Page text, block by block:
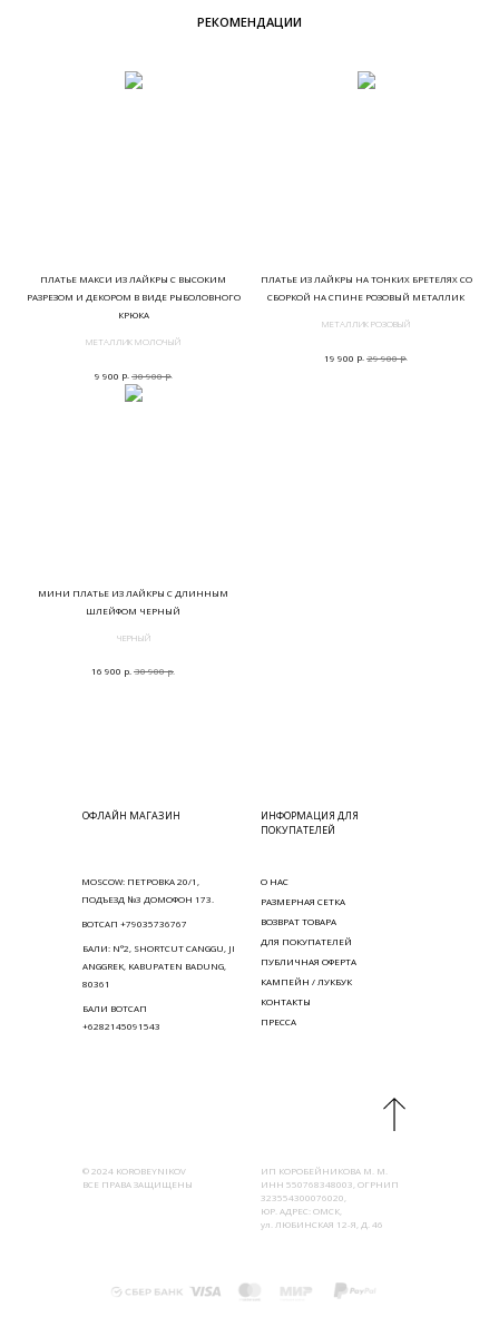
РЕКОМЕНДАЦИИ
ПЛАТЬЕ МАКСИ ИЗ ЛАЙКРЫ С ВЫСОКИМ
РАЗРЕЗОМ И ДЕКОРОМ В ВИДЕ РЫБОЛОВНОГО
КРЮКА
МЕТАЛЛИК МОЛОЧЫЙ
9 900 р. 30 900р.
ПЛАТЬЕ ИЗ ЛАЙКРЫ НА ТОНКИХ БРЕТЕЛЯХ СО
СБОРКОЙ НА СПИНЕ РОЗОВЫЙ МЕТАЛЛИК
МЕТАЛЛИК РОЗОВЫЙ
19 900 р. 29 900р.
МИНИ ПЛАТЬЕ ИЗ ЛАЙКРЫ С ДЛИННЫМ
ШЛЕЙФОМ ЧЕРНЫЙ
ЧЕРНЫЙ
16 900 р. 30 900р.
КОНТАКТЫ
ПРЕССА
ВОЗВРАТ ТОВАРА
ДЛЯ ПОКУПАТЕЛЕЙ
О НАС
© 2024 KOROBEYNIKOV
ВСЕ ПРАВА ЗАЩИЩЕНЫ
ИП КОРОБЕЙНИКОВА М. М.
ИНН 550768348003, ОГРНИП
323554300076020,
ЮР. АДРЕС: ОМСК,
ул. ЛЮБИНСКАЯ 12-Я, Д. 46
РАЗМЕРНАЯ СЕТКА
ОФЛАЙН МАГАЗИН
ИНФОРМАЦИЯ ДЛЯ
ПОКУПАТЕЛЕЙ
ПУБЛИЧНАЯ ОФЕРТА
КАМПЕЙН / ЛУКБУК
БАЛИ: N°2, SHORTCUT CANGGU, JI
ANGGREK, KABUPATEN BADUNG,
80361
MOSCOW: ПЕТРОВКА 20/1,
ПОДЪЕЗД №3 ДОМОФОН 173.
БАЛИ ВОТСАП
+6282145091543
ВОТСАП +79035736767